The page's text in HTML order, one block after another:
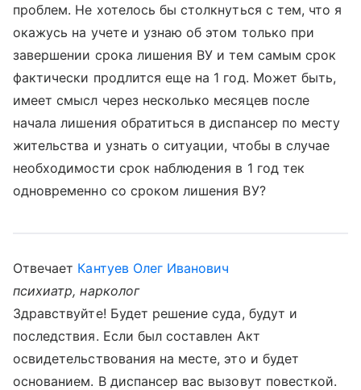
проблем. Не хотелось бы столкнуться с тем, что я
окажусь на учете и узнаю об этом только при
завершении срока лишения ВУ и тем самым срок
фактически продлится еще на 1 год. Может быть,
имеет смысл через несколько месяцев после
начала лишения обратиться в диспансер по месту
жительства и узнать о ситуации, чтобы в случае
необходимости срок наблюдения в 1 год тек
одновременно со сроком лишения ВУ?
Отвечает Кантуев Олег Иванович
психиатр, нарколог
Здравствуйте! Будет решение суда, будут и
последствия. Если был составлен Акт
освидетельствования на месте, это и будет
основанием. В диспансер вас вызовут повесткой.